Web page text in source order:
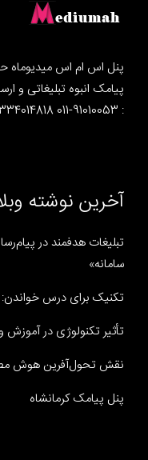
پنل اس ام اس میدیوماه
پیامک انبوه تبلیغاتی و
: 91010053-011 09334014818
آخرین نوشته
تبلیغات هدفمند در
سامانه»
تکنیک برای درس خواندن:
تأثیر تکنولوژی در
نقش تحول‌آفرین هوش
پنل پیامک کرمانشاه